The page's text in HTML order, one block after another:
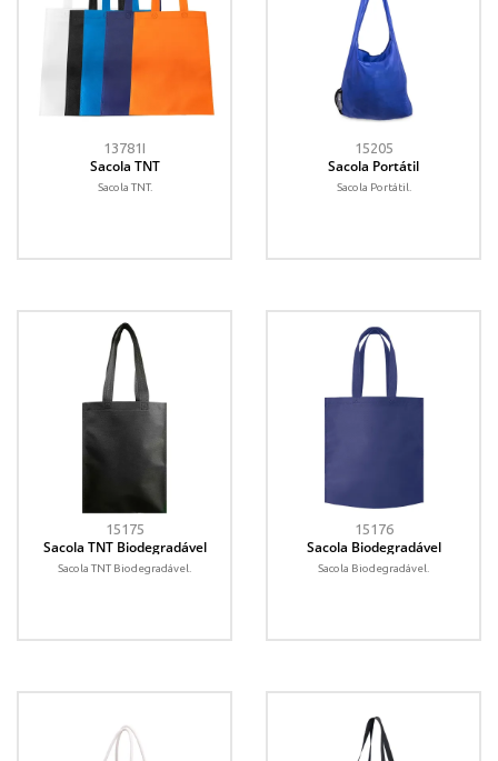
13781I
Sacola TNT
Sacola TNT.
15205
Sacola Portátil
Sacola Portátil.
15175
Sacola TNT Biodegradável
Sacola TNT Biodegradável.
15176
Sacola Biodegradável
Sacola Biodegradável.